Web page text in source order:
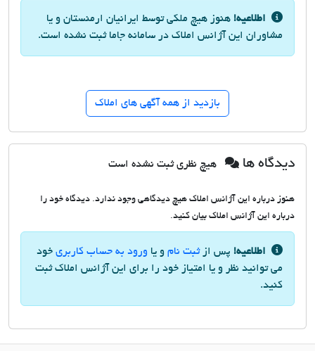
اطلاعیه! هنوز هیچ ملکی توسط ایرانیان ارمنستان و یا
مشاوران این آژانس املاک در سامانه جاما ثبت نشده است.
بازدید از همه آگهی های املاک
دیدگاه ها هیچ نظری ثبت نشده است
هنوز درباره این آژانس املاک هیچ دیدگاهی وجود ندارد. دیدگاه خود را
درباره این آژانس املاک بیان کنید.
اطلاعیه! پس ازثبت نام و یا ورود به حساب کاربری خود
می توانید نظر و یا امتیاز خود را برای این آژانس املاک ثبت
کنید.